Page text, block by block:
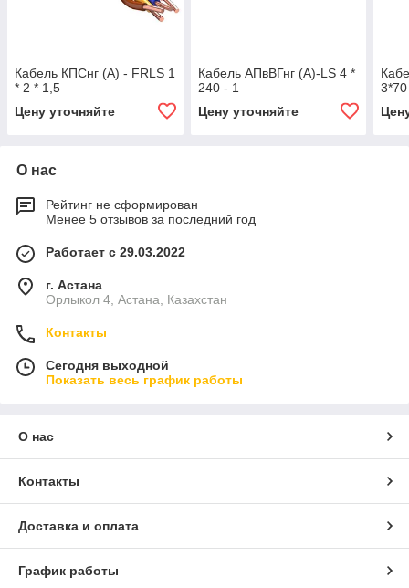
Кабель КПСнг (А) - FRLS 1
* 2 * 1,5
Цену уточняйте
Кабель АПвВГнг (А)-LS 4 *
240 - 1
Цену уточняйте
О нас
Рейтинг не сформирован
Менее 5 отзывов за последний год
Работает с 29.03.2022
г. Астана
Орлыкол 4, Астана, Казахстан
Контакты
Сегодня выходной
Показать весь график работы
О нас
Контакты
Доставка и оплата
График работы